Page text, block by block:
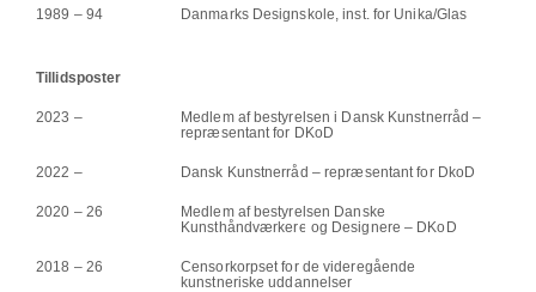
1989 – 94 Danmarks Designskole, inst. for Unika/Glas
Tillidsposter
2023 –
Medlem af bestyrelsen i Dansk Kunstnerråd –
repræsentant for DKoD
2022 – Dansk Kunstnerråd – repræsentant for DkoD
2020 – 26
Medlem af bestyrelsen Danske
Kunsthåndværkere og Designere – DKoD
2018 – 26
Censorkorpset for de videregående
kunstneriske uddannelser